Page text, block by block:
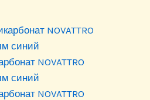
NOVATTRO
синий
NOVATTRO